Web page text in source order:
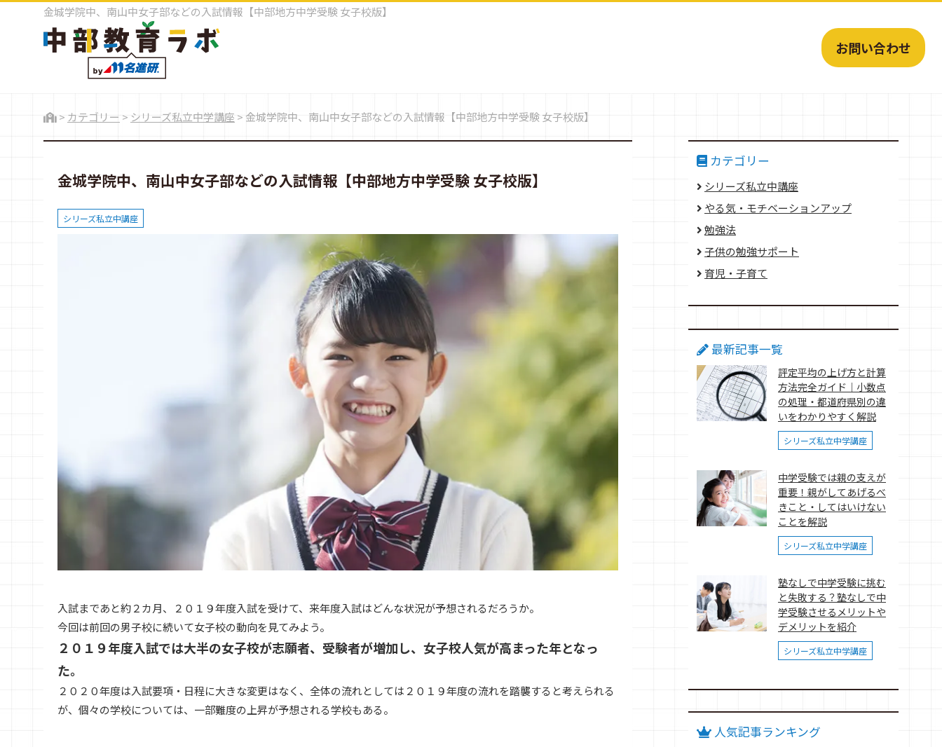
お問い合わせ
金城学院中、南山中女子部などの入試情報【中部地方中学受験 女子校版】
> カテゴリー > シリーズ私立中学講座 > 金城学院中、南山中女子部などの入試情報【中部地方中学受験 女子校版】
金城学院中、南山中女子部などの入試情報【中部地方中学受験 女子校版】
シリーズ私立中講座
入試まであと約２カ月、２０１９年度入試を受けて、来年度入試はどんな状況が予想されるだろうか。
今回は前回の男子校に続いて女子校の動向を見てみよう。
２０１９年度入試では大半の女子校が志願者、受験者が増加し、女子校人気が高まった年となっ
た。
２０２０年度は入試要項・日程に大きな変更はなく、全体の流れとしては２０１９年度の流れを踏襲すると考えられる
が、個々の学校については、一部難度の上昇が予想される学校もある。
カテゴリー
シリーズ私立中講座
やる気・モチベーションアップ
勉強法
子供の勉強サポート
育児・子育て
最新記事一覧
評定平均の上げ方と計算
方法完全ガイド｜小数点
の処理・都道府県別の違
いをわかりやすく解説
シリーズ私立中学講座
中学受験では親の支えが
重要！親がしてあげるべ
きこと・してはいけない
ことを解説
シリーズ私立中学講座
塾なしで中学受験に挑む
と失敗する？塾なしで中
学受験させるメリットや
デメリットを紹介
シリーズ私立中学講座
人気記事ランキング